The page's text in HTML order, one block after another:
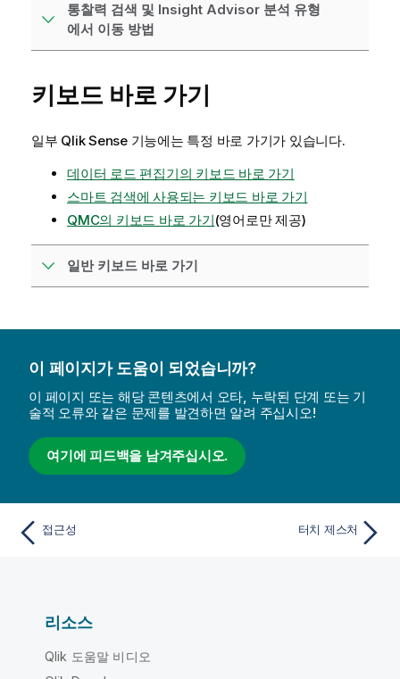
통찰력 검색 및 Insight Advisor 분석 유형
에서 이동 방법
키보드 바로 가기
일부 Qlik Sense기능에는 특정 바로 가기가 있습니다.
데이터 로드 편집기의 키보드 바로 가기
스마트 검색에 사용되는 키보드 바로 가기
QMC의 키보드 바로 가기(영어로만 제공)
일반 키보드 바로 가기
이 페이지가 도움이 되었습니까?
이 페이지 또는 해당 콘텐츠에서 오타, 누락된 단계 또는 기
술적 오류와 같은 문제를 발견하면 알려 주십시오!
여기에 피드백을 남겨주십시오.
접근성 터치 제스처
리소스
Qlik 도움말 비디오